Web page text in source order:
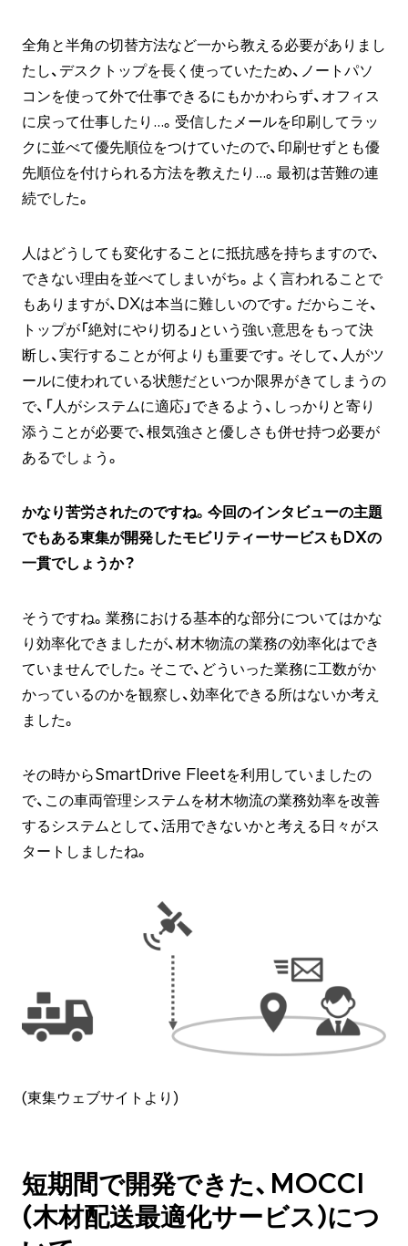
全角と半角の切替方法など一から教える必要がありまし
たし、デスクトップを長く使っていたため、ノートパソ
コンを使って外で仕事できるにもかかわらず、オフィス
に戻って仕事したり...。受信したメールを印刷してラッ
クに並べて優先順位をつけていたので、印刷せずとも優
先順位を付けられる方法を教えたり...。最初は苦難の連
続でした。
人はどうしても変化することに抵抗感を持ちますので、
できない理由を並べてしまいがち。よく言われることで
もありますが、DXは本当に難しいのです。だからこそ、
トップが「絶対にやり切る」という強い意思をもって決
断し、実行することが何よりも重要です。そして、人がツ
ールに使われている状態だといつか限界がきてしまうの
で、「人がシステムに適応」できるよう、しっかりと寄り
添うことが必要で、根気強さと優しさも併せ持つ必要が
あるでしょう。
かなり苦労されたのですね。今回のインタビューの主題
でもある東集が開発したモビリティーサービスもDXの
一貫でしょうか？
そうですね。業務における基本的な部分についてはかな
り効率化できましたが、材木物流の業務の効率化はでき
ていませんでした。そこで、どういった業務に工数がか
かっているのかを観察し、効率化できる所はないか考え
ました。
その時からSmartDrive Fleetを利用していましたの
で、この車両管理システムを材木物流の業務効率を改善
するシステムとして、活用できないかと考える日々がス
タートしましたね。
(東集ウェブサイトより)
短期間で開発できた、MOCCI
(木材配送最適化サービス)につ